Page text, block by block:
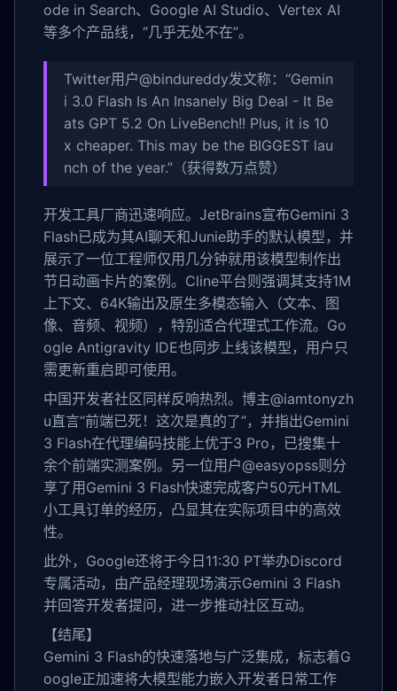
ode in Search、Google AI Studio、Vertex AI
等多个产品线，“几乎无处不在”。
Twitter用户@bindureddy发文称：“Gemin
i 3.0 Flash Is An Insanely Big Deal - It Be
ats GPT 5.2 On LiveBench!! Plus, it is 10
x cheaper. This may be the BIGGEST lau
nch of the year.”（获得数万点赞）
开发工具厂商迅速响应。JetBrains宣布Gemini 3
Flash已成为其AI聊天和Junie助手的默认模型，并
展示了一位工程师仅用几分钟就用该模型制作出
节日动画卡片的案例。Cline平台则强调其支持1M
上下文、64K输出及原生多模态输入（文本、图
像、音频、视频），特别适合代理式工作流。Go
ogle Antigravity IDE也同步上线该模型，用户只
需更新重启即可使用。
中国开发者社区同样反响热烈。博主@iamtonyzh
u直言“前端已死！这次是真的了”，并指出Gemini
3 Flash在代理编码技能上优于3 Pro，已搜集十
余个前端实测案例。另一位用户@easyopss则分
享了用Gemini 3 Flash快速完成客户50元HTML
小工具订单的经历，凸显其在实际项目中的高效
性。
此外，Google还将于今日11:30 PT举办Discord
专属活动，由产品经理现场演示Gemini 3 Flash
并回答开发者提问，进一步推动社区互动。
【结尾】
Gemini 3 Flash的快速落地与广泛集成，标志着G
oogle正加速将大模型能力嵌入开发者日常工作